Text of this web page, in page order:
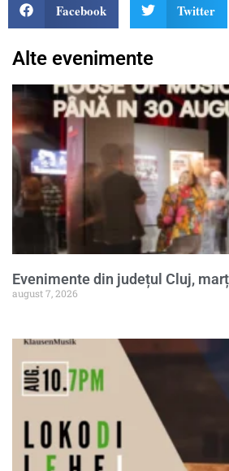
Facebook Twitter
Alte evenimente
Evenimente din județul Cluj,
august 7, 2026